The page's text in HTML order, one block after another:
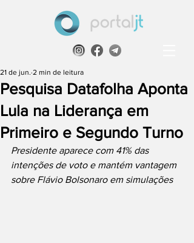
Pesquisa Datafolha Aponta
Lula na Liderança em
Primeiro e Segundo Turno
21 de jun. 2 min de leitura
Presidente aparece com 41% das
intenções de voto e mantém vantagem
sobre Flávio Bolsonaro em simulações